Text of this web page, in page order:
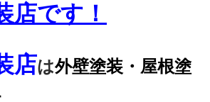
店です！
店は外壁塗装・屋根塗